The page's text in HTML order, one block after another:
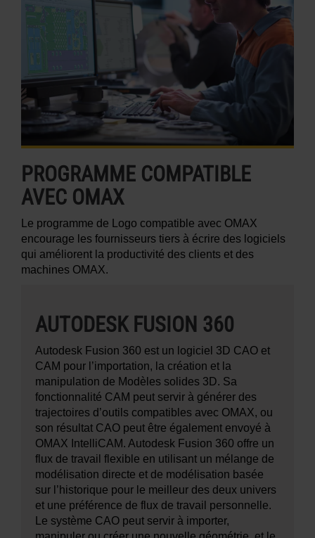
PROGRAMME COMPATIBLE
AVEC OMAX
Le programme de Logo compatible avec OMAX
encourage les fournisseurs tiers à écrire des logiciels
qui améliorent la productivité des clients et des
machines OMAX.
AUTODESK FUSION 360
Autodesk Fusion 360 est un logiciel 3D CAO et
CAM pour l’importation, la création et la
manipulation de Modèles solides 3D. Sa
fonctionnalité CAM peut servir à générer des
trajectoires d’outils compatibles avec OMAX, ou
son résultat CAO peut être également envoyé à
OMAX IntelliCAM. Autodesk Fusion 360 offre un
flux de travail flexible en utilisant un mélange de
modélisation directe et de modélisation basée
sur l’historique pour le meilleur des deux univers
et une préférence de flux de travail personnelle.
Le système CAO peut servir à importer,